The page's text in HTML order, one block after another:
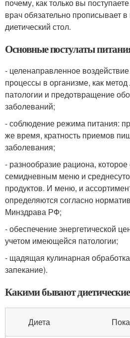
почему, как только вы
врач обязательно прописывает
диетический стол.
Основные постулаты
- целенаправленное
процессы в организме, как
патологии и предотвращение
заболеваний;
- соблюдение режима питания:
же время, кратность приемов
заболевания;
- разнообразие рациона, которое
семидневным меню и
продуктов. И меню, и
определяются согласно
Минздрава РФ;
- обеспечение энергетической
учетом имеющейся патологии;
- щадящая кулинарная
запекание).
Какими бывают
Диета